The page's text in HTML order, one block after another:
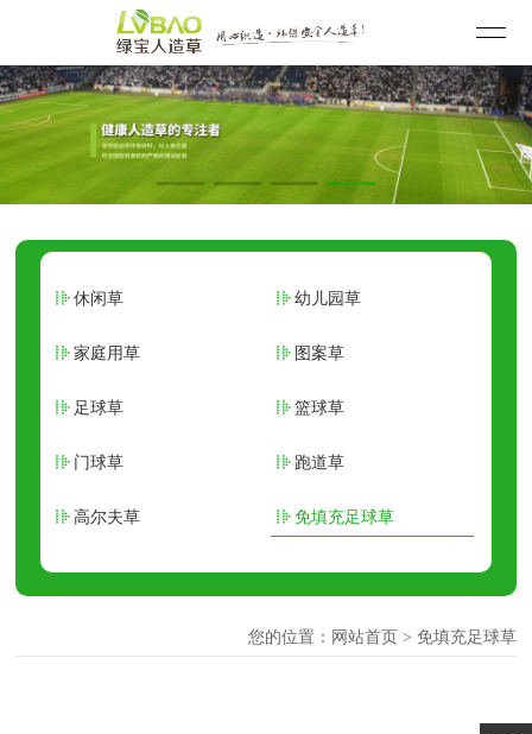
休闲草 幼儿园草
家庭用草 图案草
足球草 篮球草
门球草 跑道草
高尔夫草 免填充足球草
您的位置： 网站首页> 免填充足球草